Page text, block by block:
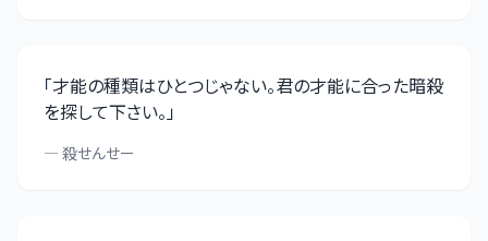
「才能の種類はひとつじゃない。君の才能に合った暗殺
を探して下さい。」
— 殺せんせー